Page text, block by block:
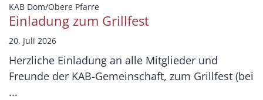
KAB Dom/Obere Pfarre:
Einladung zum Grillfest
20. Juli 2026
Herzliche Einladung an alle Mitglieder und
Freunde der KAB-Gemeinschaft, zum Grillfest (bei
...